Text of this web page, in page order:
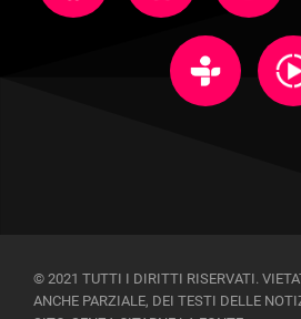
© 2021 TUTTI I DIRITTI RISERVATI.
ANCHE PARZIALE, DEI TESTI DELLE